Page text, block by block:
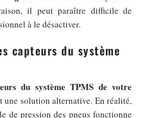
il peut paraître difficile de
à le désactiver.
capteurs du système
du système TPMS de votre
une solution alternative. En réalité,
de pression des pneus fonctionne